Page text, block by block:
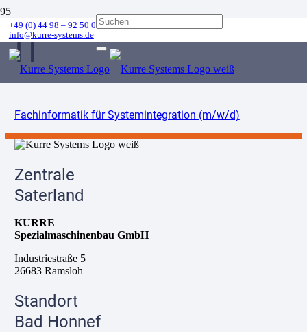
+49 (0) 44 98 – 92 50 0
info@kurre-systems.de
IT
Fachinformatik für Systemintegration (m/w/d)
Zentrale
Saterland
KURRE
Spezialmaschinenbau GmbH
Industriestraße 5
26683 Ramsloh
Standort
Bad Honnef